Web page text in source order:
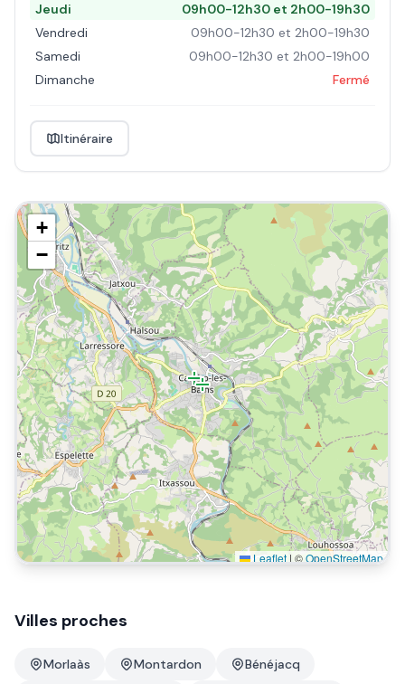
Jeudi
09h00-12h30 et 2h00-19h30
Vendredi
09h00-12h30 et 2h00-19h30
Samedi
09h00-12h30 et 2h00-19h00
Dimanche
Fermé
Itinéraire
+
−
Leaflet | ©OpenStreetMap
Villes proches
Morlaàs Montardon Bénéjacq